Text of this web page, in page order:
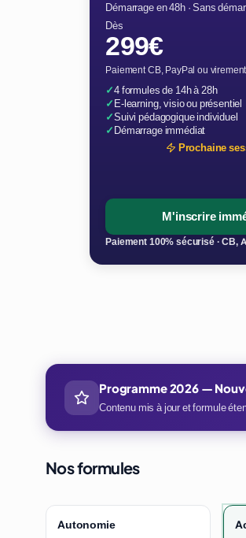
Démarrage en 48h · Sans
Dès
299€
Paiement CB, PayPal ou
✓4 formules de 14h à 28h
✓E-learning, visio ou présentiel
✓Suivi pédagogique individuel
✓Démarrage immédiat
Prochaine
M'inscrire
Paiement 100% sécurisé · CB,
Programme 2026 —
Contenu mis à jour et formule
Nos formules
Autonomie